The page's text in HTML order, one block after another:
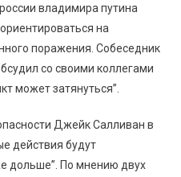
владимира путина
на
поражения. Собеседник
со своими коллегами
может затянуться”.
Джейк Салливан в
действия будут
дольше”. По мнению двух